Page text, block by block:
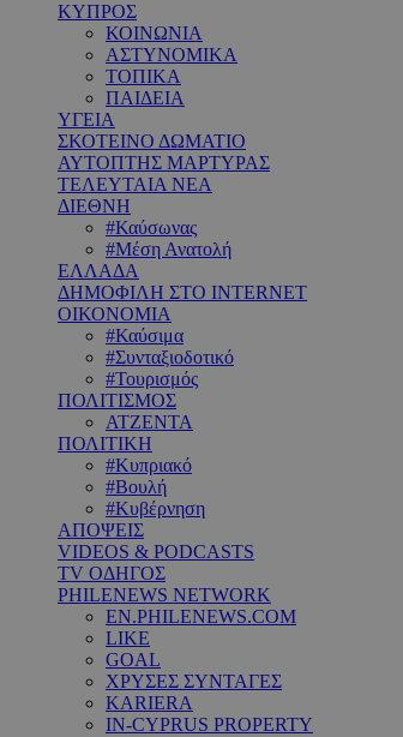
ΚΥΠΡΟΣ
ΚΟΙΝΩΝΙΑ
ΑΣΤΥΝΟΜΙΚΑ
ΤΟΠΙΚΑ
ΠΑΙΔΕΙΑ
ΥΓΕΙΑ
ΣΚΟΤΕΙΝΟ ΔΩΜΑΤΙΟ
ΑΥΤΟΠΤΗΣ ΜΑΡΤΥΡΑΣ
ΤΕΛΕΥΤΑΙΑ ΝΕΑ
ΔΙΕΘΝΗ
#Καύσωνας
#Μέση Ανατολή
ΕΛΛΑΔΑ
ΔΗΜΟΦΙΛΗ ΣΤΟ INTERNET
ΟΙΚΟΝΟΜΙΑ
#Καύσιμα
#Συνταξιοδοτικό
#Τουρισμός
ΠΟΛΙΤΙΣΜΟΣ
ΑΤΖΕΝΤΑ
ΠΟΛΙΤΙΚΗ
#Κυπριακό
#Βουλή
#Κυβέρνηση
ΑΠΟΨΕΙΣ
VIDEOS & PODCASTS
TV ΟΔΗΓΟΣ
PHILENEWS NETWORK
EN.PHILENEWS.COM
LIKE
GOAL
ΧΡΥΣΕΣ ΣΥΝΤΑΓΕΣ
KARIERA
IN-CYPRUS PROPERTY